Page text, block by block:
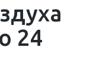
24